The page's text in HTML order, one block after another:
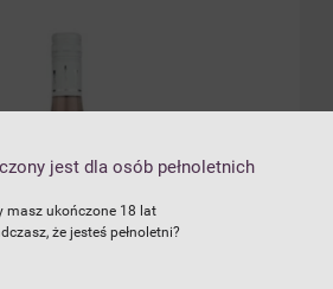
jest dla osób pełnoletnich
masz ukończone 18 lat
że jesteś pełnoletni?